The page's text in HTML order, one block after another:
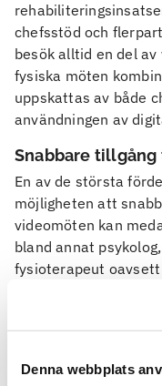
Denna webbplats
chefsstöd och
besök alltid en del
fysiska möten
uppskattas av både
användningen av
Snabbare
En av de största
möjligheten att
videomöten kan
bland annat
fysioterapeut
minskar väntetider
som passar. För
ledtider och tidigare
Tillgänglighet